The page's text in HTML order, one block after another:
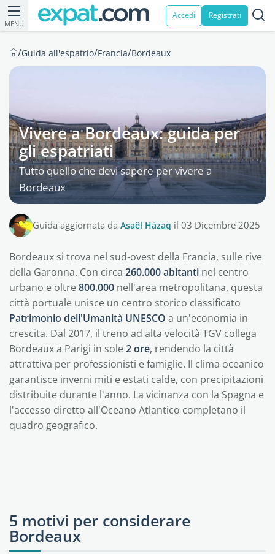
MENU
Accedi Registrati
/Guida all'espatrio/Francia/Bordeaux
Vivere a Bordeaux: guida per
gli espatriati
Tutto quello che devi sapere per vivere a
Bordeaux
Guida aggiornata da Asaël Häzaq il 03 Dicembre 2025
Bordeaux si trova nel sud-ovest della Francia, sulle rive
della Garonna. Con circa 260.000 abitanti nel centro
urbano e oltre800.000 nell'area metropolitana, questa
città portuale unisce un centro storico classificato
Patrimonio dell'Umanità UNESCO a un'economia in
crescita. Dal 2017, il treno ad alta velocità TGV collega
Bordeaux a Parigi in sole2 ore, rendendo la città
attrattiva per professionisti e famiglie. Il clima oceanico
garantisce inverni miti e estati calde, con precipitazioni
distribuite durante l'anno. La vicinanza con la Spagna e
l'accesso diretto all'Oceano Atlantico completano il
quadro geografico.
5 motivi per considerare
Bordeaux